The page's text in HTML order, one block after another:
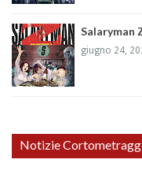
Salaryman
giugno 24,
Notizie